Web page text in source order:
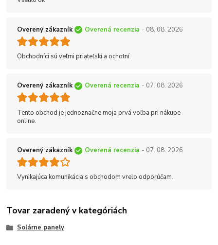
Overený zákazník Overená recenzia - 08. 08. 2026
Obchodníci sú veľmi priateľskí a ochotní.
Overený zákazník Overená recenzia - 07. 08. 2026
Tento obchod je jednoznačne moja prvá voľba pri nákupe
online.
Overený zákazník Overená recenzia - 07. 08. 2026
Vynikajúca komunikácia s obchodom vrelo odporúčam.
Tovar zaradený v kategóriách
Solárne panely